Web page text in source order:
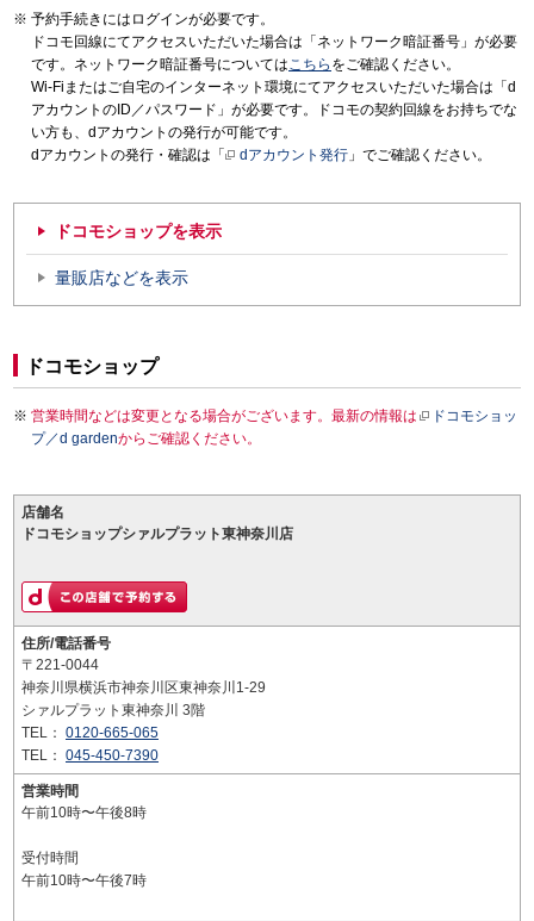
予約手続きにはログインが必要です。
ドコモ回線にてアクセスいただいた場合は「ネットワーク暗証番号」が必要
です。ネットワーク暗証番号についてはこちら をご確認ください。
Wi-Fiまたはご自宅のインターネット環境にてアクセスいただいた場合は「d
アカウントのID／パスワード」が必要です。ドコモの契約回線をお持ちでな
い方も、dアカウントの発行が可能です。
dアカウントの発行・確認は「
dアカウント発行 」でご確認ください。
ドコモショップを表示
量販店などを表示
ドコモショップ
営業時間などは変更となる場合がございます。最新の情報は
ドコモショッ
プ／d gardenからご確認ください。
店舗名
ドコモショップシァルプラット東神奈川店
住所/電話番号
〒221-0044
神奈川県横浜市神奈川区東神奈川1-29
シァルプラット東神奈川 3階
TEL： 0120-665-065
TEL： 045-450-7390
営業時間
午前10時〜午後8時
受付時間
午前10時〜午後7時